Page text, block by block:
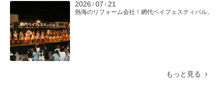
2026 / 07 / 21
熱海のリフォーム会社！網代ベイフェスティバル。
もっと見る